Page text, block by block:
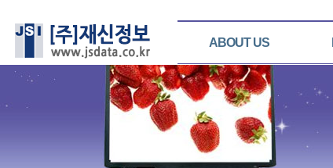
ABOUT US